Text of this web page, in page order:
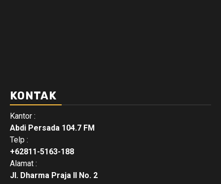
KONTAK
Kantor :
Abdi Persada 104.7 FM
Telp :
+62811-5163-188
Alamat :
Jl. Dharma Praja II No. 2